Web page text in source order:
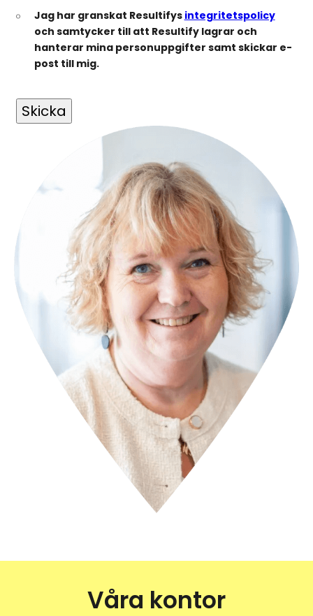
Jag har granskat Resultifys integritetspolicy
och samtycker till att Resultify lagrar och
hanterar mina personuppgifter samt skickar e-
post till mig.
Våra kontor